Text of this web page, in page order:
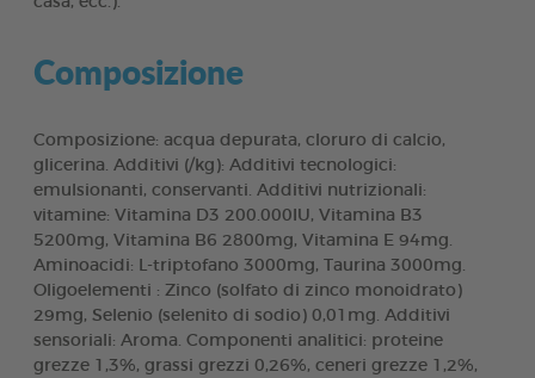
Composizione
Composizione: acqua depurata, cloruro di calcio,
glicerina. Additivi (/kg): Additivi tecnologici:
emulsionanti, conservanti. Additivi nutrizionali:
vitamine: Vitamina D3 200.000IU, Vitamina B3
5200mg, Vitamina B6 2800mg, Vitamina E 94mg.
Aminoacidi: L-triptofano 3000mg, Taurina 3000mg.
Oligoelementi : Zinco (solfato di zinco monoidrato)
29mg, Selenio (selenito di sodio) 0,01mg. Additivi
sensoriali: Aroma. Componenti analitici: proteine
grezze 1,3%, grassi grezzi 0,26%, ceneri grezze 1,2%,